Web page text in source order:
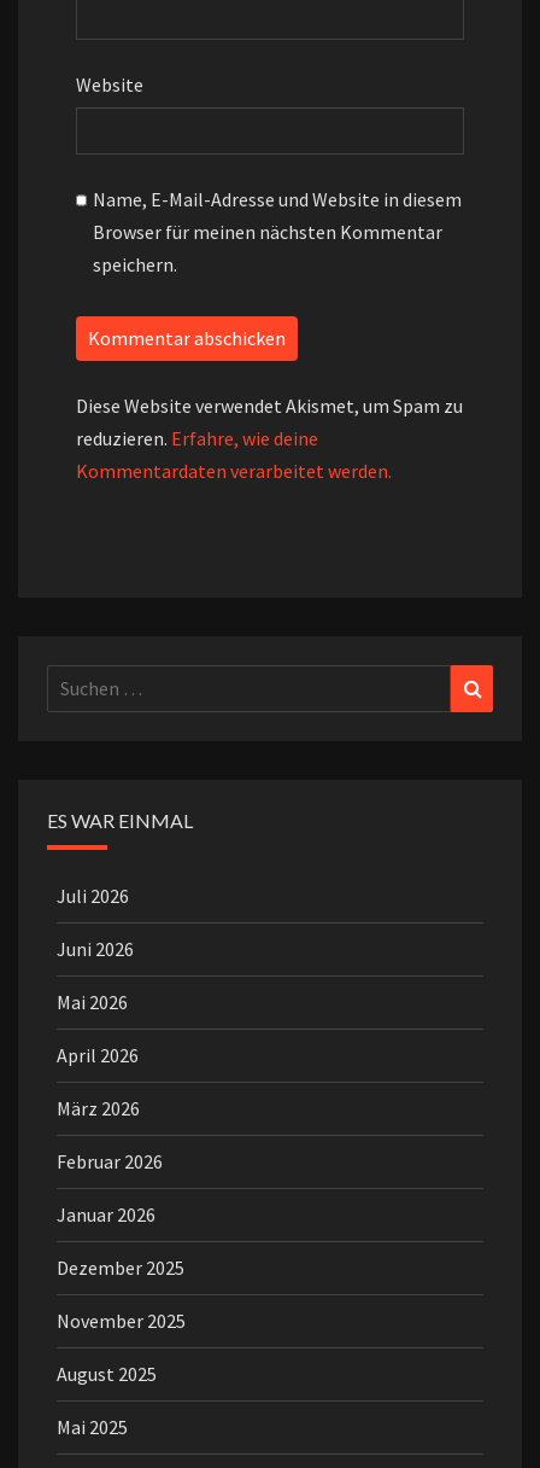
Website
Name, E-Mail-Adresse und Website in diesem
Browser für meinen nächsten Kommentar
speichern.
Diese Website verwendet Akismet, um Spam zu
reduzieren. Erfahre, wie deine
Kommentardaten verarbeitet werden.
Suchen
nach:
ES WAR EINMAL
Juli 2026
Juni 2026
Mai 2026
April 2026
März 2026
Februar 2026
Januar 2026
Dezember 2025
November 2025
August 2025
Mai 2025